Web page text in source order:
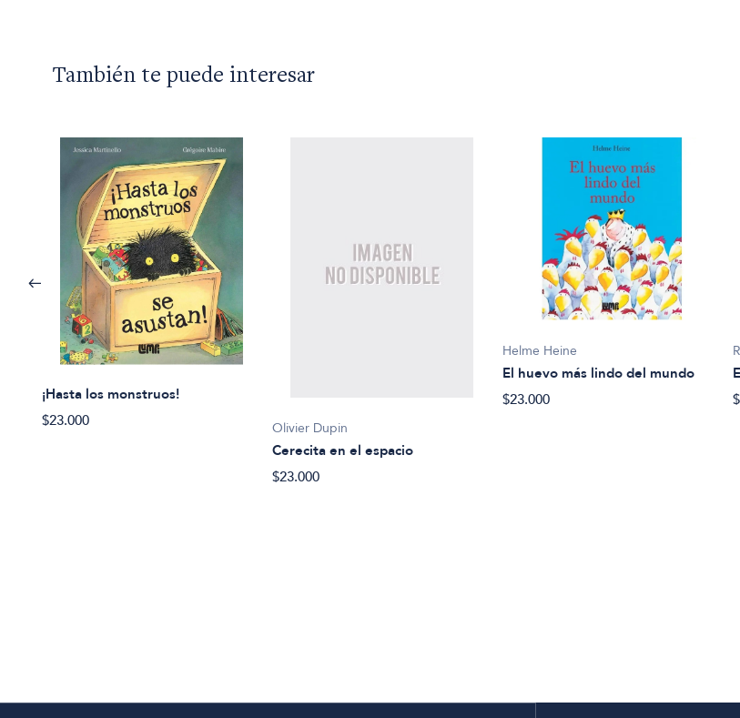
También te puede interesar
¡Hasta los monstruos!
$23.000
Olivier Dupin
Cerecita en el espacio
$23.000
Helme Heine
El huevo más lindo del mundo
$23.000